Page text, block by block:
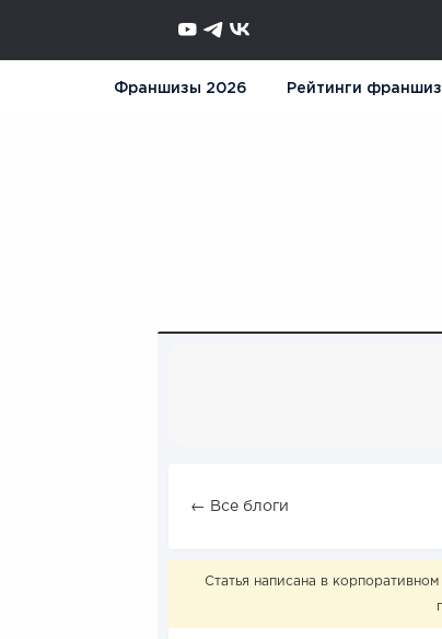
Франшизы 2026 Рейтинги франшиз
← Все блоги
Статья написана в